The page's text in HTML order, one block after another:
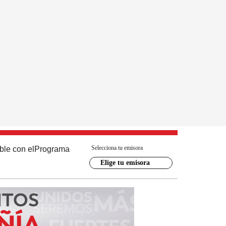
con el Programa Selecciona tu emisora
Elige tu emisora